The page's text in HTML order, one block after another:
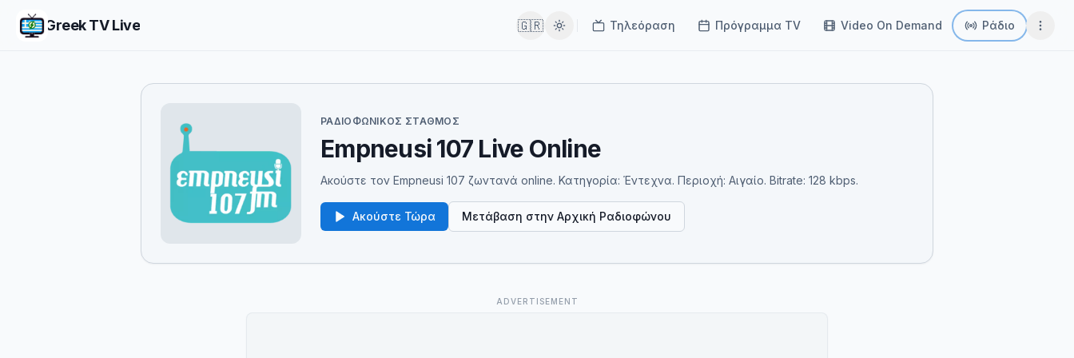
Greek TV Live 🇬🇷 Τηλεόραση Πρόγραμμα TV Video On Demand Ράδιο
ΡΑΔΙΟΦΩΝΙΚΌΣ ΣΤΑΘΜΌΣ
Empneusi 107 Live Online
Ακούστε τον Empneusi 107 ζωντανά online. Κατηγορία: Έντεχνα. Περιοχή: Αιγαίο. Bitrate: 128 kbps.
Ακούστε Τώρα Μετάβαση στην Αρχική Ραδιοφώνου
ADVERTISEMENT